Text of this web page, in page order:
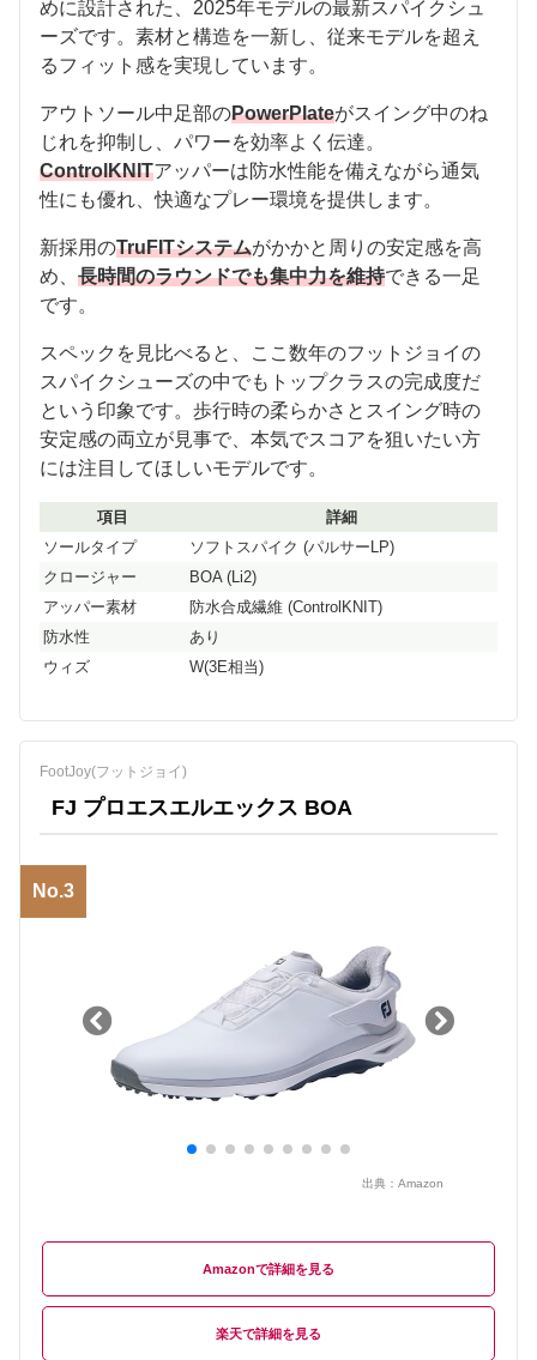
めに設計された、2025年モデルの最新スパイクシュ
ーズです。素材と構造を一新し、従来モデルを超え
るフィット感を実現しています。
アウトソール中足部のPowerPlateがスイング中のね
じれを抑制し、パワーを効率よく伝達。
ControlKNITアッパーは防水性能を備えながら通気
性にも優れ、快適なプレー環境を提供します。
新採用のTruFITシステムがかかと周りの安定感を高
め、 長時間のラウンドでも集中力を維持できる一足
です。
スペックを見比べると、ここ数年のフットジョイの
スパイクシューズの中でもトップクラスの完成度だ
という印象です。歩行時の柔らかさとスイング時の
安定感の両立が見事で、本気でスコアを狙いたい方
には注目してほしいモデルです。
項目
詳細
ソールタイプ
ソフトスパイク (パルサーLP)
クロージャー
BOA (Li2)
アッパー素材
防水合成繊維 (ControlKNIT)
防水性
あり
ウィズ
W(3E相当)
FootJoy(フットジョイ)
FJ プロエスエルエックス BOA
No.3
出典： Amazon
Amazon
楽天